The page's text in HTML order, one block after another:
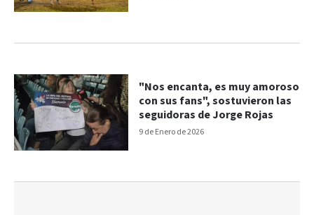
9 de Enero de 2026
"Nos encanta, es muy amoroso
con sus fans", sostuvieron las
seguidoras de Jorge Rojas